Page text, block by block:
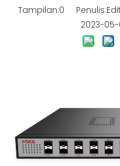
Tampilan:0
2023-